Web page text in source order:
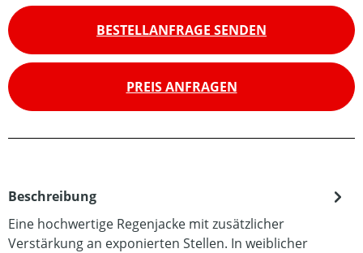
BESTELLANFRAGE SENDEN
PREIS ANFRAGEN
Beschreibung
Eine hochwertige Regenjacke mit zusätzlicher
Verstärkung an exponierten Stellen. In weiblicher